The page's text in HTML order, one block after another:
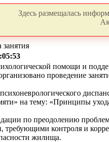
Здесь размещалась
помощи и
проведение
на тему: «Принципы
по преодолению
требующими контроля и
жилища.